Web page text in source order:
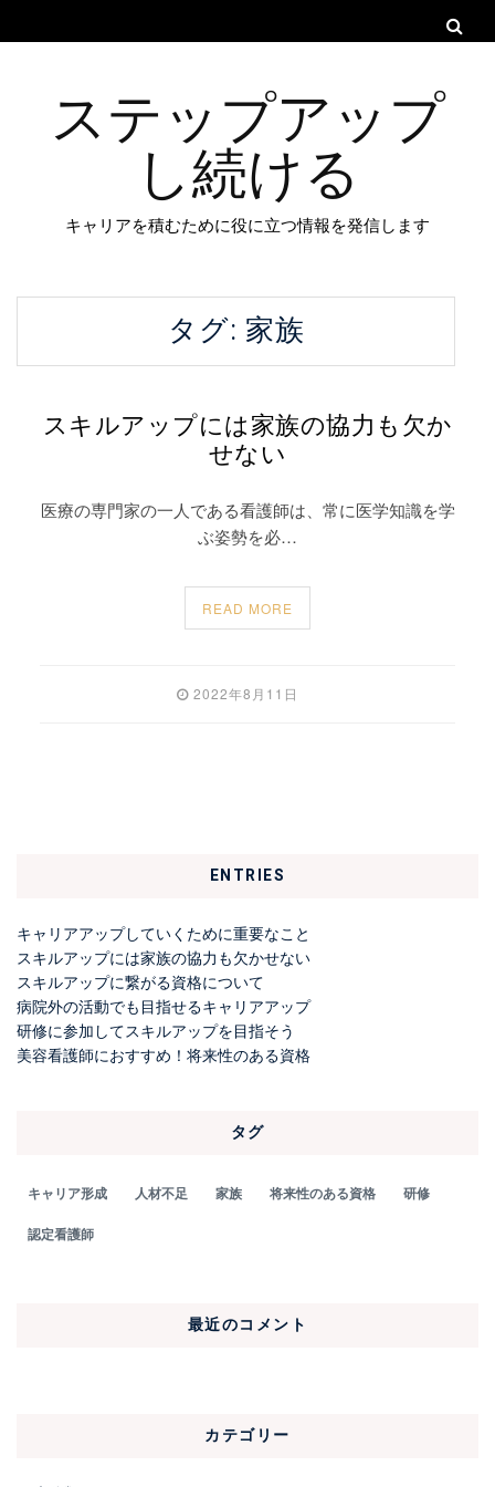
ステップアップ
し続ける
キャリアを積むために役に立つ情報を発信します
タグ: 家族
スキルアップには家族の協力も欠か
せない
医療の専門家の一人である看護師は、常に医学知識を学
ぶ姿勢を必…
READ MORE
2022年8月11日
ENTRIES
キャリアアップしていくために重要なこと
スキルアップには家族の協力も欠かせない
スキルアップに繋がる資格について
病院外の活動でも目指せるキャリアアップ
研修に参加してスキルアップを目指そう
美容看護師におすすめ！将来性のある資格
タグ
キャリア形成 人材不足 家族 将来性のある資格 研修
認定看護師
最近のコメント
カテゴリー